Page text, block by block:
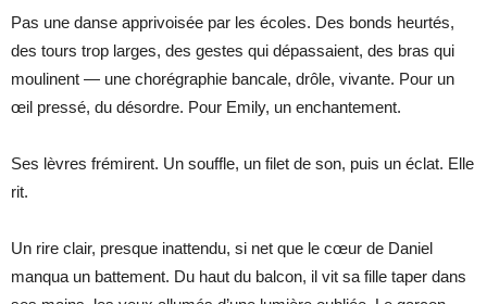
Pas une danse apprivoisée par les écoles. Des bonds heurtés,
des tours trop larges, des gestes qui dépassaient, des bras qui
moulinent — une chorégraphie bancale, drôle, vivante. Pour un
œil pressé, du désordre. Pour Emily, un enchantement.
Ses lèvres frémirent. Un souffle, un filet de son, puis un éclat. Elle
rit.
Un rire clair, presque inattendu, si net que le cœur de Daniel
manqua un battement. Du haut du balcon, il vit sa fille taper dans